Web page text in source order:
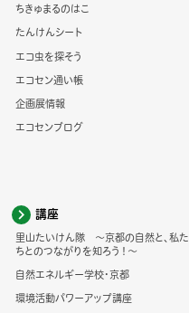
ちきゅまるのはこ
たんけんシート
エコ虫を探そう
エコセン通い帳
企画展情報
エコセンブログ
講座
里山たいけん隊 ～京都の自然と、私た
ちとのつながりを知ろう！～
自然エネルギー学校・京都
環境活動パワーアップ講座